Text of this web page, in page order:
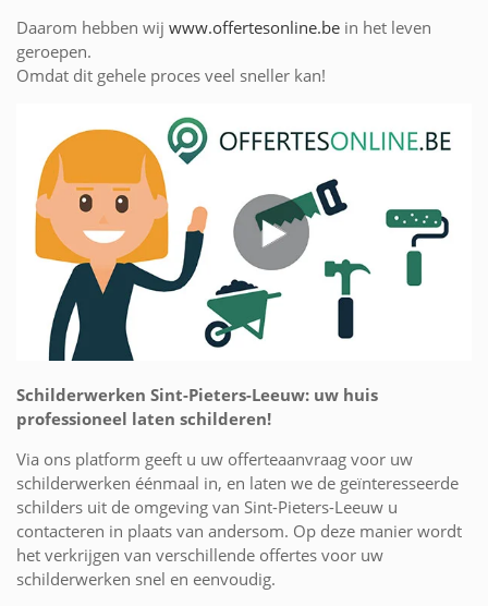
Daarom hebben wij www.offertesonline.be in het leven
geroepen.
Omdat dit gehele proces veel sneller kan!
Schilderwerken Sint-Pieters-Leeuw: uw huis
professioneel laten schilderen!
Via ons platform geeft u uw offerteaanvraag voor uw
schilderwerken éénmaal in, en laten we de geïnteresseerde
schilders uit de omgeving van Sint-Pieters-Leeuw u
contacteren in plaats van andersom. Op deze manier wordt
het verkrijgen van verschillende offertes voor uw
schilderwerken snel en eenvoudig.